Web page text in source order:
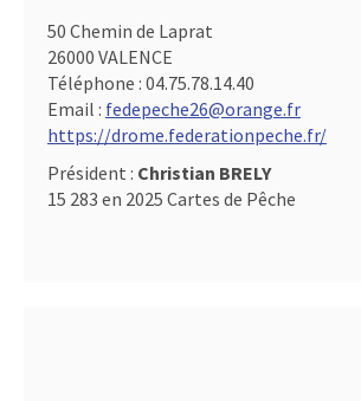
50 Chemin de Laprat
26000 VALENCE
Téléphone : 04.75.78.14.40
Email : fedepeche26@orange.fr
https://drome.federationpeche.fr/
Président : Christian BRELY
15 283 en 2025 Cartes de Pêche